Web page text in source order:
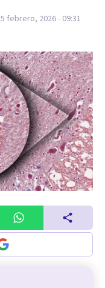
5 febrero, 2026 - 09:31